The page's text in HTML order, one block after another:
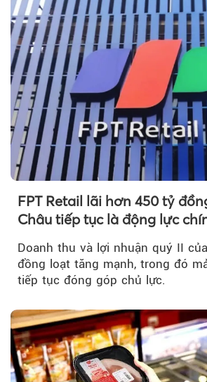
FPT Retail lãi hơn 450 tỷ
Châu tiếp tục là động lực
Doanh thu và lợi nhuận quý II của
đồng loạt tăng mạnh, trong đó
tiếp tục đóng góp chủ lực.